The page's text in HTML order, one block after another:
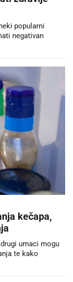
popularni
negativan
kečapa,
umaci mogu
te kako